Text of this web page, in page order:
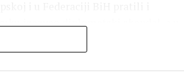
izazvao diplomatski skandal, a u
Facebook